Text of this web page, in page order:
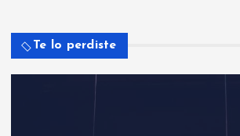
Te lo perdiste